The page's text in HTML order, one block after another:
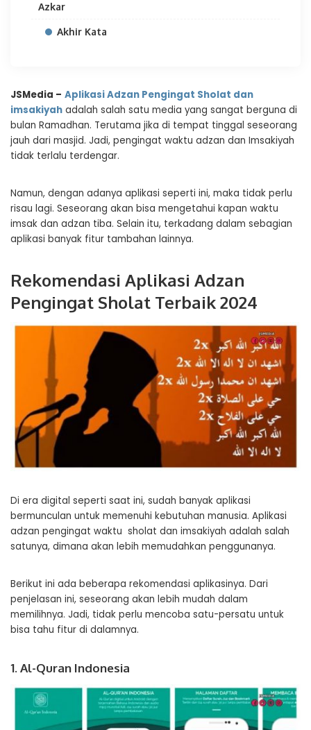
Azkar
Akhir Kata
JSMedia – Aplikasi Adzan Pengingat Sholat dan
imsakiyah adalah salah satu media yang sangat berguna di
bulan Ramadhan. Terutama jika di tempat tinggal seseorang
jauh dari masjid. Jadi, pengingat waktu adzan dan Imsakiyah
tidak terlalu terdengar.
Namun, dengan adanya aplikasi seperti ini, maka tidak perlu
risau lagi. Seseorang akan bisa mengetahui kapan waktu
imsak dan adzan tiba. Selain itu, terkadang dalam sebagian
aplikasi banyak fitur tambahan lainnya.
Rekomendasi Aplikasi Adzan
Pengingat Sholat Terbaik 2024
Di era digital seperti saat ini, sudah banyak aplikasi
bermunculan untuk memenuhi kebutuhan manusia. Aplikasi
adzan pengingat waktu sholat dan imsakiyah adalah salah
satunya, dimana akan lebih memudahkan penggunanya.
Berikut ini ada beberapa rekomendasi aplikasinya. Dari
penjelasan ini, seseorang akan lebih mudah dalam
memilihnya. Jadi, tidak perlu mencoba satu-persatu untuk
bisa tahu fitur di dalamnya.
1. Al-Quran Indonesia